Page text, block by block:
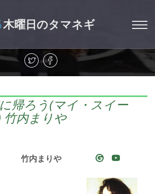
木曜日のタマネギ
帰ろう(マイ・スイー
竹内まりや
竹内まりや